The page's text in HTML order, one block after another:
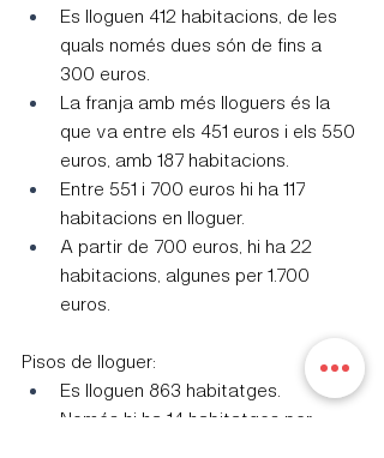
Es lloguen 412 habitacions, de les
quals només dues són de fins a
300 euros.
La franja amb més lloguers és la
que va entre els 451 euros i els 550
euros, amb 187 habitacions.
Entre 551 i 700 euros hi ha 117
habitacions en lloguer.
A partir de 700 euros, hi ha 22
habitacions, algunes per 1.700
euros.
Pisos de lloguer:
Es lloguen 863 habitatges.
Només hi ha 14 habitatges per